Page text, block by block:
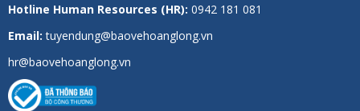
Hotline Human Resources (HR): 0942 181 081
Email: tuyendung@baovehoanglong.vn
hr@baovehoanglong.vn